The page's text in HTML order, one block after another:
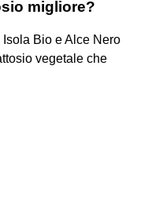
migliore?
Bio e Alce Nero
vegetale che